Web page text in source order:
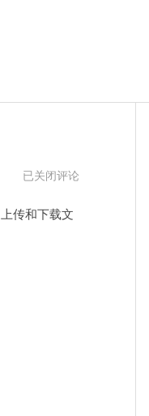
泡
优
已关闭评论
传和下载文